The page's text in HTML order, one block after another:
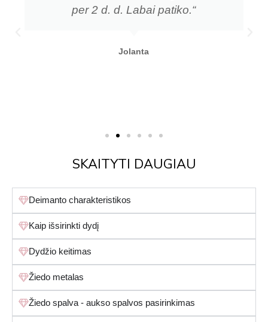
per 2 d. d. Labai patiko.“
Jolanta
SKAITYTI DAUGIAU
Deimanto charakteristikos
Kaip išsirinkti dydį
Dydžio keitimas
Žiedo metalas
Žiedo spalva - aukso spalvos pasirinkimas